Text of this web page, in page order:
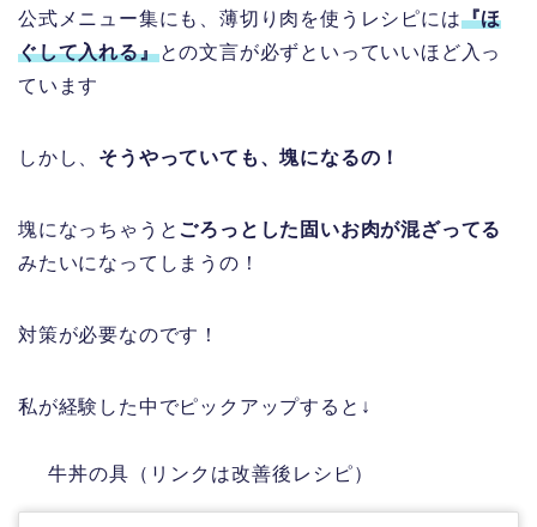
公式メニュー集にも、薄切り肉を使うレシピには『ほ
ぐして入れる』との文言が必ずといっていいほど入っ
ています
しかし、 そうやっていても、塊になるの！
塊になっちゃうと ごろっとした固いお肉が混ざってる
みたいになってしまうの！
対策が必要なのです！
私が経験した中でピックアップすると↓
牛丼の具（リンクは改善後レシピ）